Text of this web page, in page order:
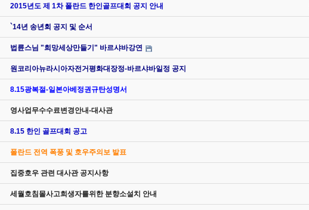
2015년도 제 1차 폴란드 한인골프대회 공지 안내
`14년 송년회 공지 및 순서
법륜스님 "희망세상만들기" 바르샤바강연
원코리아뉴라시아자전거평화대장정-바르샤바일정 공지
8.15광복절-일본아베정권규탄성명서
영사업무수수료변경안내-대사관
8.15 한인 골프대회 공고
폴란드 전역 폭풍 및 호우주의보 발표
집중호우 관련 대사관 공지사항
세월호침몰사고희생자를위한 분향소설치 안내